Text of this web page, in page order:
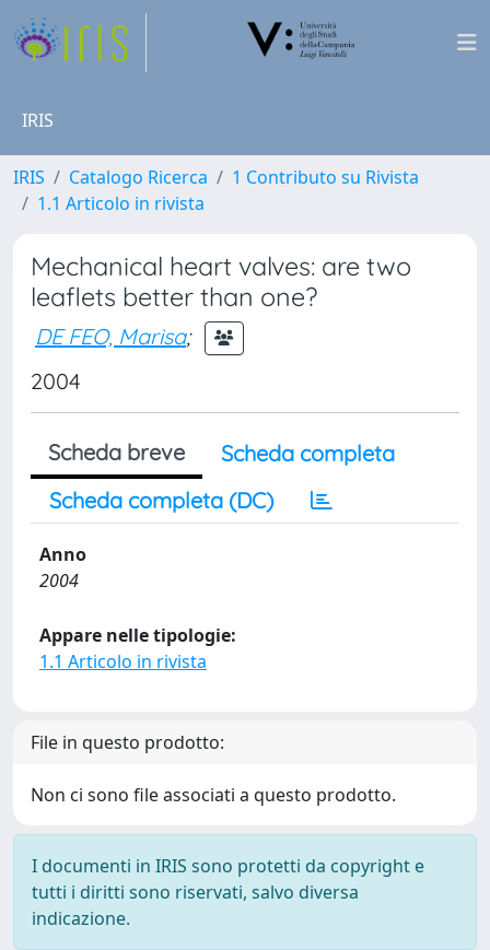
IRIS
IRIS Catalogo Ricerca
1 Contributo su Rivista
1.1 Articolo in rivista
Mechanical heart valves: are two
leaflets better than one?
DE FEO, Marisa;
2004
Scheda breve
Scheda completa
Scheda completa (DC)
Anno
2004
Appare nelle tipologie:
1.1 Articolo in rivista
File in questo prodotto:
Non ci sono file associati a questo prodotto.
I documenti in IRIS sono protetti da copyright e
tutti i diritti sono riservati, salvo diversa
indicazione.